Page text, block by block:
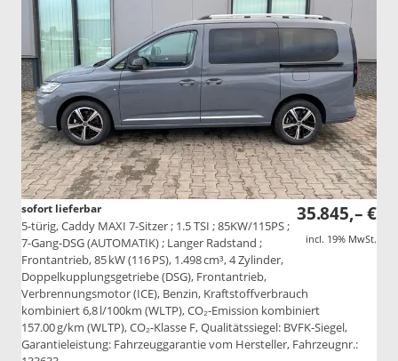
35.845,– €
incl. 19% MwSt.
sofort lieferbar
5-türig, Caddy MAXI 7-Sitzer ; 1.5 TSI ; 85KW/115PS ;
7-Gang-DSG (AUTOMATIK) ; Langer Radstand ;
Frontantrieb, 85 kW (116 PS), 1.498 cm³, 4 Zylinder,
Doppelkupplungsgetriebe (DSG), Frontantrieb,
Verbrennungsmotor (ICE), Benzin, Kraftstoffverbrauch
kombiniert 6,8 l/100km (WLTP), CO₂-Emission kombiniert
157.00 g/km (WLTP), CO₂-Klasse F, Qualitätssiegel: BVFK-Siegel,
Garantieleistung: Fahrzeuggarantie vom Hersteller, Fahrzeugnr.: